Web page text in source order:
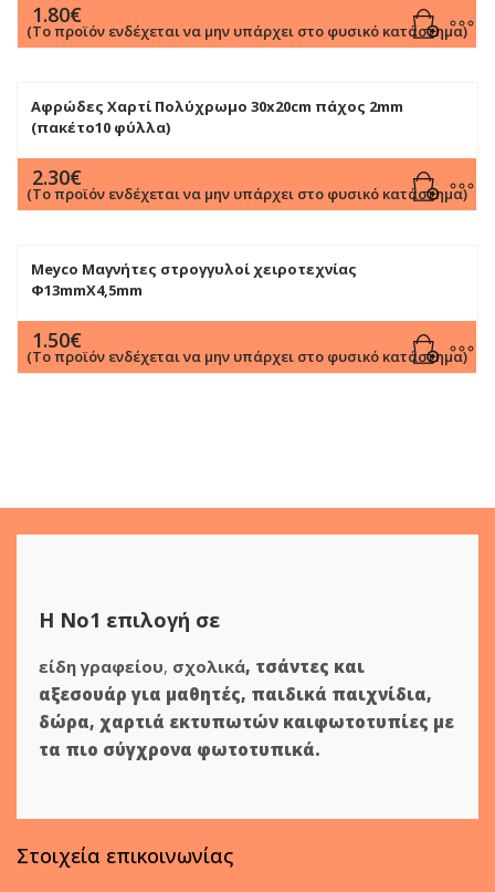
1.80€
(Το προϊόν ενδέχεται να μην υπάρχει στο φυσικό κατάστημα)
Αφρώδες Χαρτί Πολύχρωμο 30x20cm πάχος 2mm
(πακέτο10 φύλλα)
2.30€
(Το προϊόν ενδέχεται να μην υπάρχει στο φυσικό κατάστημα)
Meyco Μαγνήτες στρογγυλοί χειροτεχνίας
Φ13mmX4,5mm
1.50€
(Το προϊόν ενδέχεται να μην υπάρχει στο φυσικό κατάστημα)
Η Νο1 επιλογή σε
είδη γραφείου, σχολικά, τσάντες και
αξεσουάρ για μαθητές, παιδικά παιχνίδια,
δώρα, χαρτιά εκτυπωτών καιφωτοτυπίες με
τα πιο σύγχρονα φωτοτυπικά.
Στοιχεία επικοινωνίας